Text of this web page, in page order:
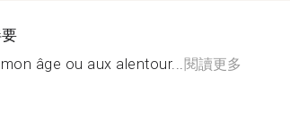
âge ou aux alentour...閱讀更多